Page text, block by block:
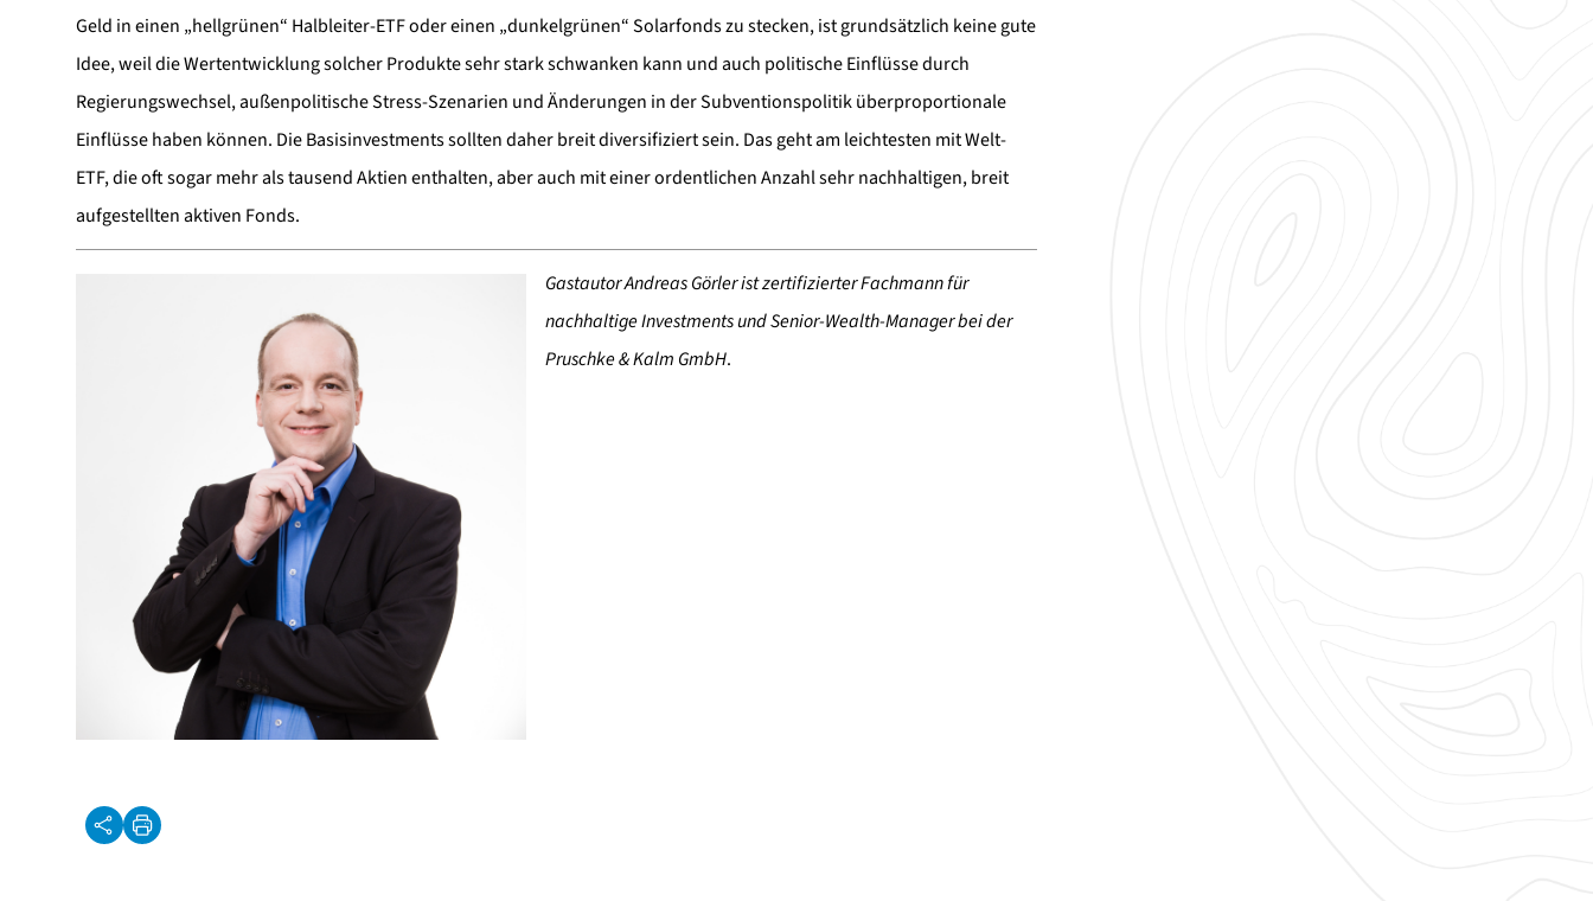
Geld in einen „hellgrünen“ Halbleiter-ETF oder einen „dunkelgrünen“ Solarfonds zu stecken, ist grundsätzlich keine gute
Idee, weil die Wertentwicklung solcher Produkte sehr stark schwanken kann und auch politische Einflüsse durch
Regierungswechsel, außenpolitische Stress-Szenarien und Änderungen in der Subventionspolitik überproportionale
Einflüsse haben können. Die Basisinvestments sollten daher breit diversifiziert sein. Das geht am leichtesten mit Welt-
ETF, die oft sogar mehr als tausend Aktien enthalten, aber auch mit einer ordentlichen Anzahl sehr nachhaltigen, breit
aufgestellten aktiven Fonds.
Gastautor Andreas Görler ist zertifizierter Fachmann für
nachhaltige Investments und Senior-Wealth-Manager bei der
Pruschke & Kalm GmbH.